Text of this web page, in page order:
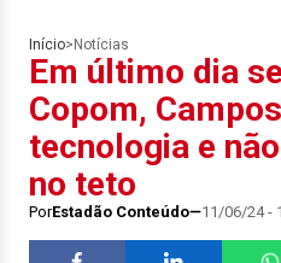
Início> Notícias
Em último dia
Copom,
tecnologia e
no teto
PorEstadão Conteúdo 11/06/24 -